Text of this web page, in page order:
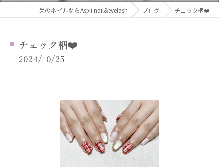
栄のネイルならAspii nail&eyelash ブログ チェック柄❤️
チェック柄❤️
2024/10/25